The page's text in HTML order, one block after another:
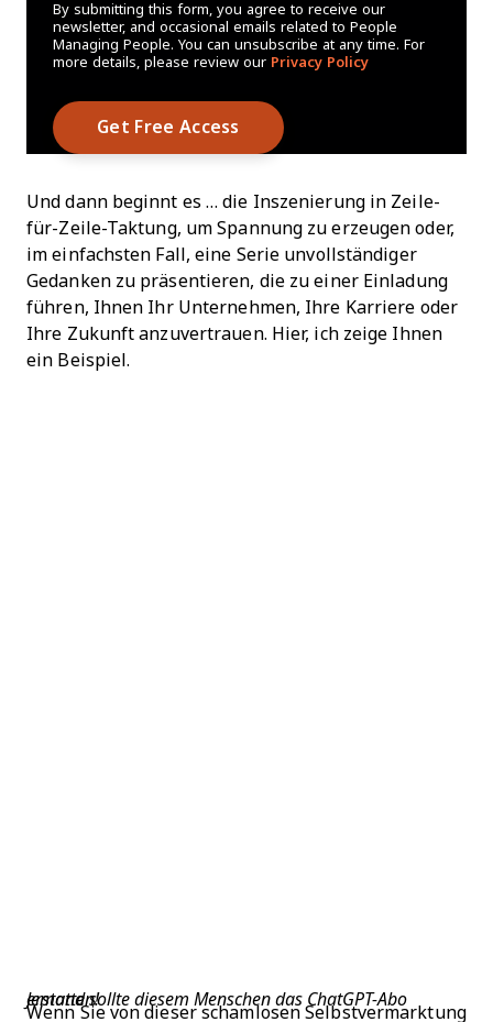
By submitting this form, you agree to receive our
newsletter, and occasional emails related to People
Managing People. You can unsubscribe at any time. For
more details, please review our Privacy Policy
Und dann beginnt es … die Inszenierung in Zeile-
für-Zeile-Taktung, um Spannung zu erzeugen oder,
im einfachsten Fall, eine Serie unvollständiger
Gedanken zu präsentieren, die zu einer Einladung
führen, Ihnen Ihr Unternehmen, Ihre Karriere oder
Ihre Zukunft anzuvertrauen. Hier, ich zeige Ihnen
ein Beispiel.
Jemand sollte diesem Menschen das ChatGPT-Abo erstatten!
Wenn Sie von dieser schamlosen Selbstvermarktung